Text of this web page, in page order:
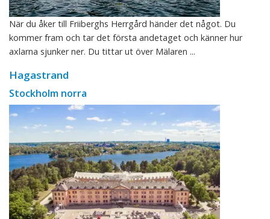
När du åker till Friiberghs Herrgård händer det något. Du
kommer fram och tar det första andetaget och känner hur
axlarna sjunker ner. Du tittar ut över Mälaren ...
Hagastrand
Stockholm norra